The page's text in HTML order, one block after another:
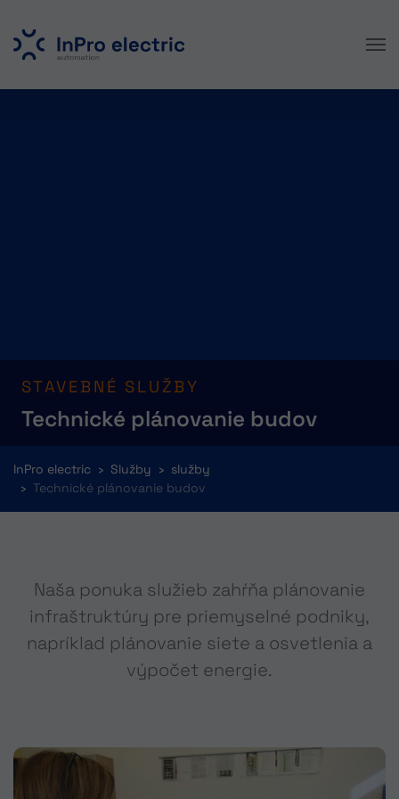
STAVEBNÉ SLUŽBY
Technické plánovanie budov
InPro electric Služby
služby
Technické plánovanie budov
Naša ponuka služieb zahŕňa plánovanie
infraštruktúry pre priemyselné podniky,
napríklad plánovanie siete a osvetlenia a
výpočet energie.